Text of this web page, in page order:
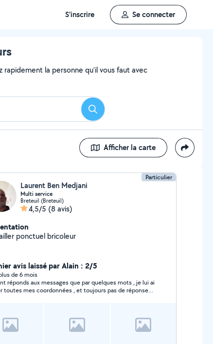
S'inscrire Se connecter
rapidement la personne qu'il vous faut avec
Rechercher
Afficher la carte
Particulier
Laurent Ben Medjani
Multi service
Breteuil (Breteuil)
4,5/5 (8 avis)
ponctuel bricoleur
avis laissé par Alain : 2/5
de 6 mois
réponds aux messages que par quelques mots , je lui ai
toutes mes coordonnées , et toujours pas de réponse